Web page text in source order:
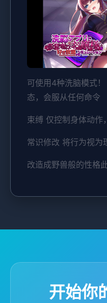
可使用4种洗脑模式
态，会服从任何命令
束缚 仅控制身体动作
常识修改 将行为视为
改造成野兽般的性格
开始你